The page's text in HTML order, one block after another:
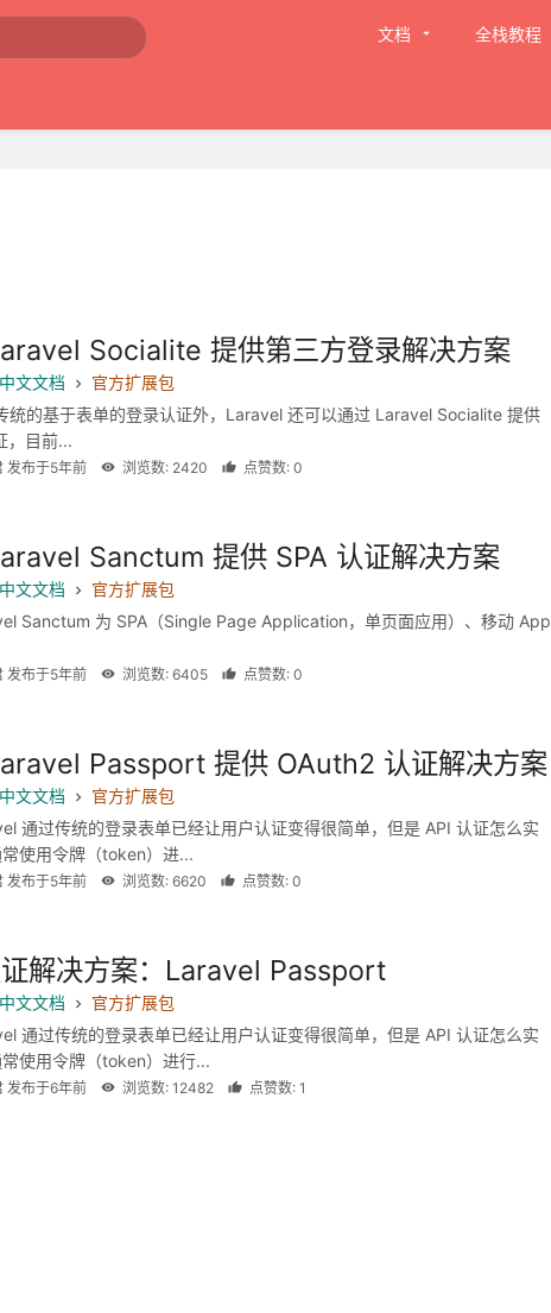
文档 全栈教程
Socialite 提供第三方登录解决方案
文文档
官方扩展包
统的基于表单的登录认证外，Laravel 还可以通过 Laravel Socialite 提供
，目前...
发布于5年前 浏览数: 2420 点赞数: 0
Sanctum 提供 SPA 认证解决方案
文文档
官方扩展包
Sanctum 为 SPA（Single Page Application，单页面应用）、移动 App
发布于5年前 浏览数: 6405 点赞数: 0
Passport 提供 OAuth2 认证解决方案
文文档
官方扩展包
通过传统的登录表单已经让用户认证变得很简单，但是 API 认证怎么实
使用令牌（token）进...
发布于5年前 浏览数: 6620 点赞数: 0
解决方案：Laravel Passport
文文档
官方扩展包
通过传统的登录表单已经让用户认证变得很简单，但是 API 认证怎么实
使用令牌（token）进行...
发布于6年前 浏览数: 12482 点赞数: 1